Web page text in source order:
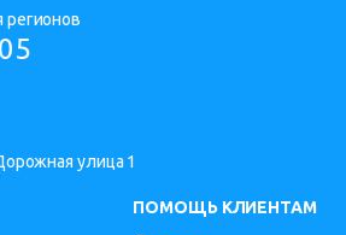
улица 1
ПОМОЩЬ КЛИЕНТАМ